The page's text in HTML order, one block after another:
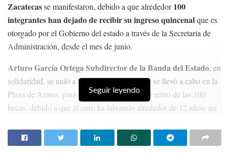
Zacatecasse manifestaron, debido a que alrededor100
integrantes han dejado de recibir su ingreso quincenalque es
otorgado por el Gobierno del estado a través de la Secretaría de
Administración, desde el mes de junio.
Arturo García Ortega Subdirector de la Banda del Estado, en
solidaridad, se unió a la protesta pacífica que se llevó a cabo en la
Plaza de Armas, para calificar de “injusto” el retiro de las 100
becas, debido a que el coro ha laborado alrededor de 12 años, así
cuarta para de cualquier sinfónica del país”, por lo que manifestó
se exige respeto a la agrupación.
Seguir leyendo